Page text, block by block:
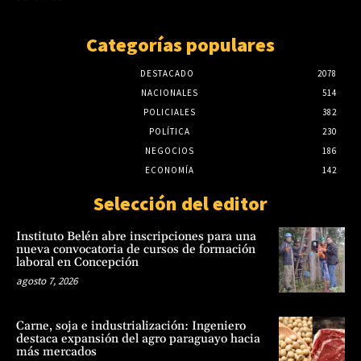
Categorías populares
DESTACADO
2078
NACIONALES
514
POLICIALES
382
POLÍTICA
230
NEGOCIOS
186
ECONOMÍA
142
Selección del editor
Instituto Belén abre inscripciones para una
nueva convocatoria de cursos de formación
laboral en Concepción
agosto 7, 2026
Carne, soja e industrialización: Ingeniero
destaca expansión del agro paraguayo hacia
más mercados